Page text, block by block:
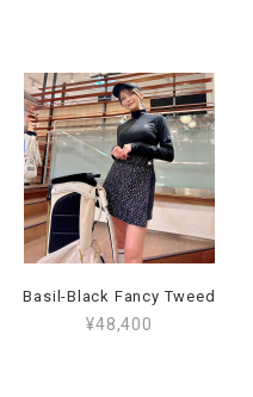
Basil-Black Fancy Tweed
¥48,400